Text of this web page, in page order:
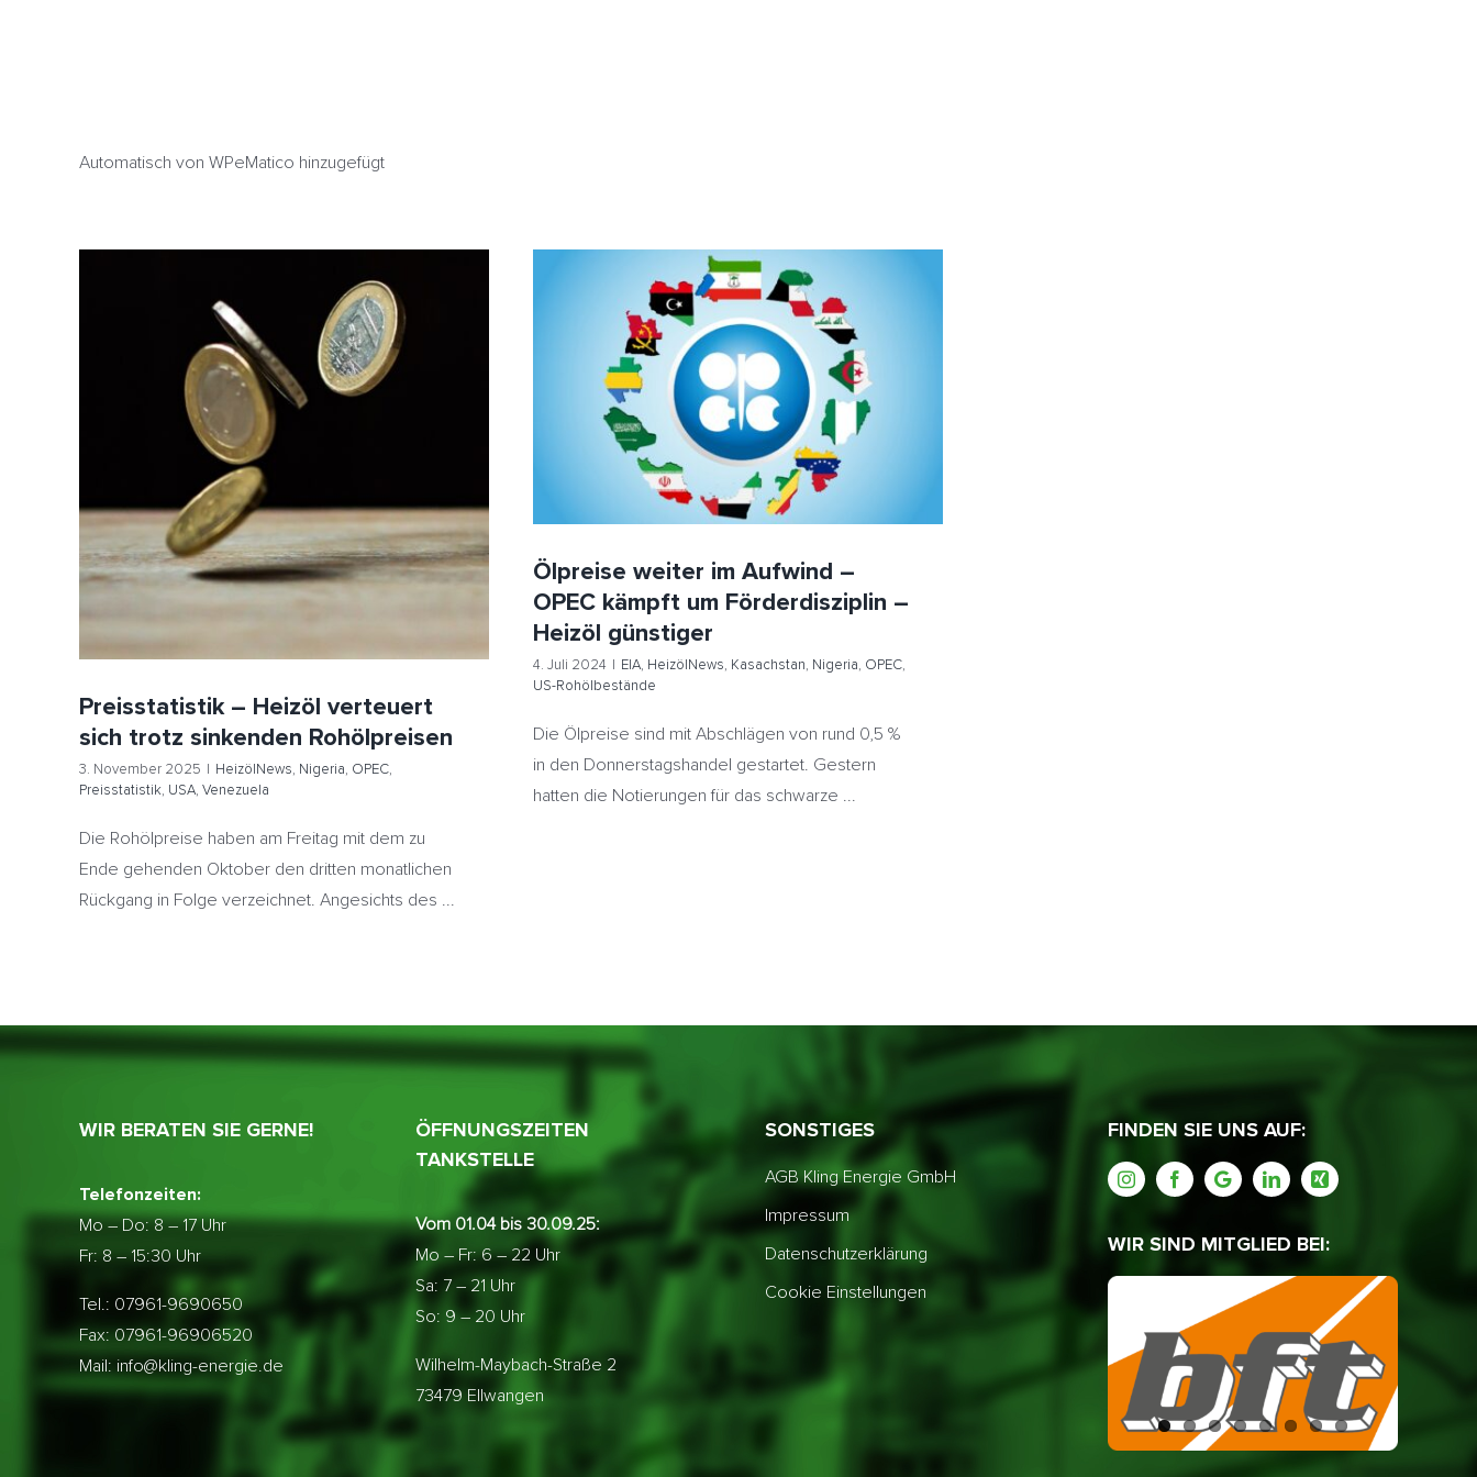
Automatisch von WPeMatico hinzugefügt
Preisstatistik – Heizöl verteuert sich trotz
sinkenden Rohölpreisen
HeizölNews Nigeria
Venezuela
Preisstatistik – Heizöl verteuert
sich trotz sinkenden Rohölpreisen
3. November 2025 | HeizölNews, Nigeria, OPEC,
Preisstatistik, USA, Venezuela
Die Rohölpreise haben am Freitag mit dem zu
Ende gehenden Oktober den dritten monatlichen
Rückgang in Folge verzeichnet. Angesichts des ...
Ölpreise weiter im Aufwind – OPEC kämpft um
Förderdisziplin – Heizöl günstiger
EIA HeizölNews Kasachstan Nigeria OPEC US-
Rohölbestände
Ölpreise weiter im Aufwind –
OPEC kämpft um Förderdisziplin –
Heizöl günstiger
4. Juli 2024 | EIA, HeizölNews, Kasachstan, Nigeria, OPEC,
US-Rohölbestände
Die Ölpreise sind mit Abschlägen von rund 0,5 %
in den Donnerstagshandel gestartet. Gestern
hatten die Notierungen für das schwarze ...
WIR BERATEN SIE GERNE!
Telefonzeiten:
Mo – Do:8 – 17 Uhr
Fr: 8 – 15:30 Uhr
Tel.: 07961-9690650
Fax: 07961-96906520
Mail: info@kling-energie.de
ÖFFNUNGSZEITEN
TANKSTELLE
Vom 01.04 bis 30.09.25:
Mo – Fr: 6 – 22 Uhr
Sa: 7 – 21 Uhr
So: 9 – 20 Uhr
Wilhelm-Maybach-Straße 2
73479 Ellwangen
SONSTIGES
AGB Kling Energie GmbH
Impressum
Datenschutzerklärung
Cookie Einstellungen
FINDEN SIE UNS AUF:
WIR SIND MITGLIED BEI: